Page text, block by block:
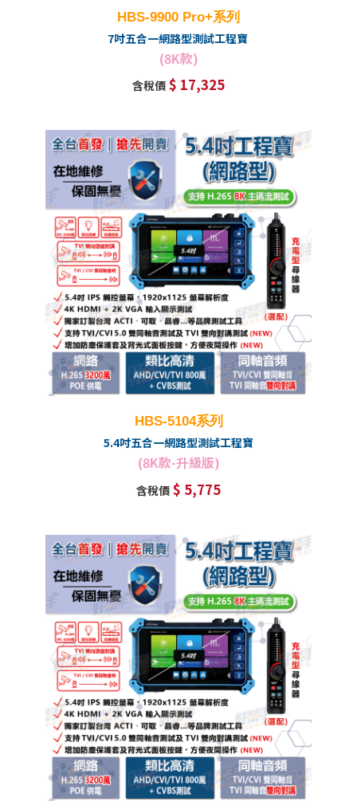
HBS-9900 Pro+系列
7吋五合一網路型測試工程寶
(8K款)
含稅價 $ 17,325
HBS-5104系列
5.4吋五合一網路型測試工程寶
(8K款-升級版)
含稅價 $ 5,775